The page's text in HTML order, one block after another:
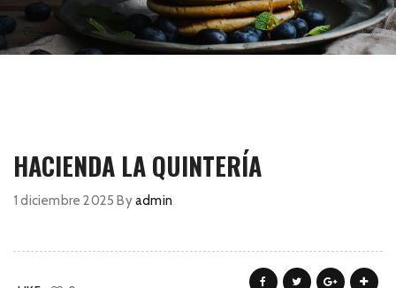
HACIENDA LA QUINTERÍA
1 diciembre 2025 Byadmin